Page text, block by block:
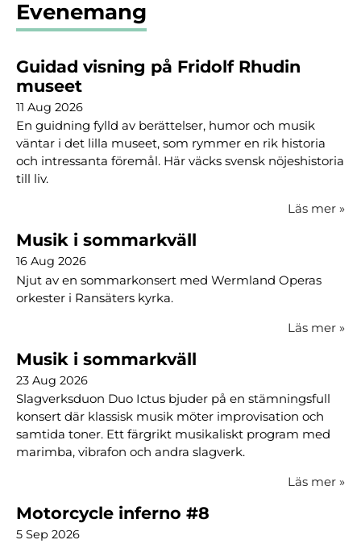
Evenemang
Guidad visning på Fridolf Rhudin
museet
11 Aug 2026
En guidning fylld av berättelser, humor och musik
väntar i det lilla museet, som rymmer en rik historia
och intressanta föremål. Här väcks svensk nöjeshistoria
till liv.
Läs mer »
Musik i sommarkväll
16 Aug 2026
Njut av en sommarkonsert med Wermland Operas
orkester i Ransäters kyrka.
Läs mer »
Musik i sommarkväll
23 Aug 2026
Slagverksduon Duo Ictus bjuder på en stämningsfull
konsert där klassisk musik möter improvisation och
samtida toner. Ett färgrikt musikaliskt program med
marimba, vibrafon och andra slagverk.
Läs mer »
Motorcycle inferno #8
5 Sep 2026